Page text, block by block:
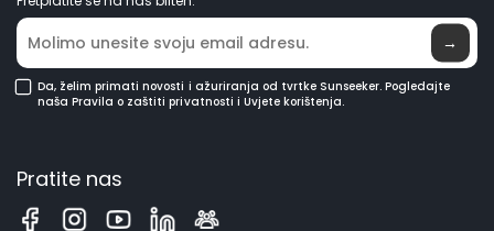
→
Da, želim primati novosti i ažuriranja od tvrtke Sunseeker. Pogledajte
naša Pravila o zaštiti privatnosti i Uvjete korištenja.
Pratite nas